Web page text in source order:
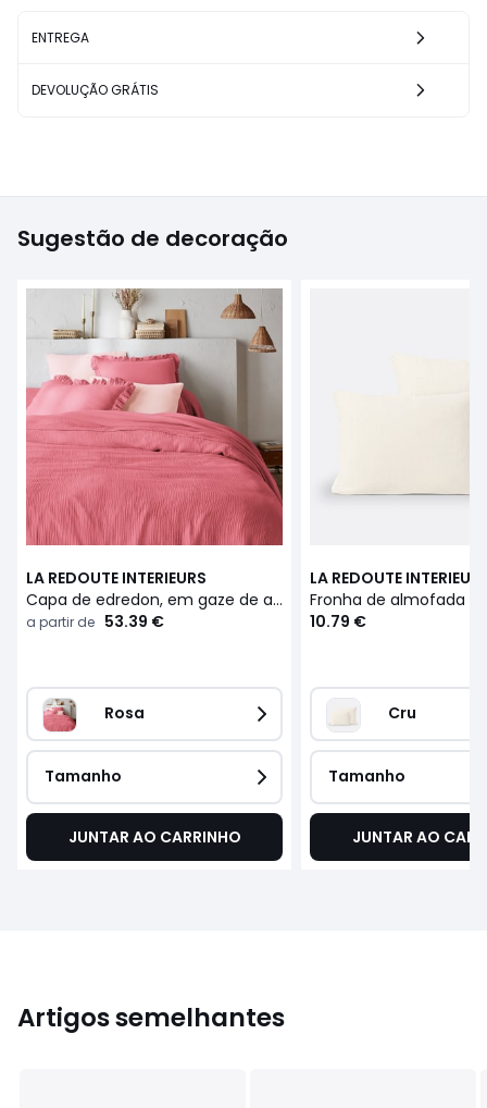
ENTREGA
DEVOLUÇÃO GRÁTIS
Sugestão de decoração
LA REDOUTE INTERIEURS
Capa de edredon, em gaze de algodão, Kumla
a partir de 53.39 €
Rosa
Tamanho
JUNTAR AO CARRINHO
LA REDOUTE
10.79 €
Cru
Tamanho
JUNTAR AO
Artigos semelhantes